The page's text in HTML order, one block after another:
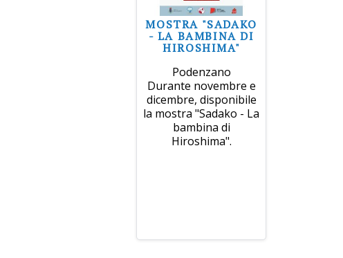
MOSTRA "SADAKO
- LA BAMBINA DI
HIROSHIMA"
Podenzano
Durante novembre e
dicembre, disponibile
la mostra "Sadako - La
bambina di
Hiroshima".